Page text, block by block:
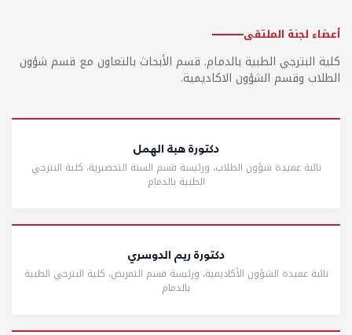
أعضاء لجنة الملتقى
كلية البترجي الطبية بالدمام. قسم الأبحاث بالتعاون مع قسم شؤون
الطلاب وقسم الشؤون الاكاديمية.
دكتورة هبة الهمل
نائبة عميدة شؤون الطلاب، ورئيسة قسم السنة التحضيرية، كلية البترجي
الطبية بالدمام
دكتورة ريم الدوسري
نائبة عميدة الشؤون الأكاديمية، ورئيسة قسم التمريض، كلية البترجي الطبية
بالدمام